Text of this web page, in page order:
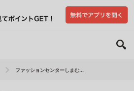
ファッションセンターしまむ...